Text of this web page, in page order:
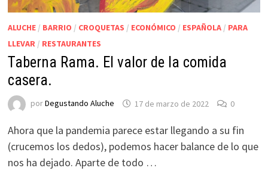
ALUCHE/ BARRIO / CROQUETAS / ECONÓMICO / ESPAÑOLA/ PARA
LLEVAR/ RESTAURANTES
Taberna Rama. El valor de la comida
casera.
porDegustando Aluche 17 de marzo de 2022 0
Ahora que la pandemia parece estar llegando a su fin
(crucemos los dedos), podemos hacer balance de lo que
nos ha dejado. Aparte de todo …